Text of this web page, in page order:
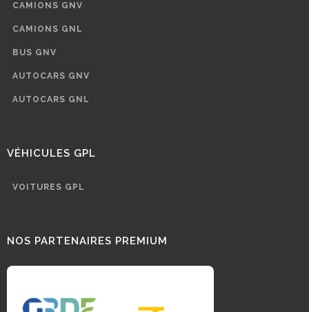
CAMIONS GNV
CAMIONS GNL
BUS GNV
AUTOCARS GNV
AUTOCARS GNL
VÉHICULES GPL
VOITURES GPL
NOS PARTENAIRES PREMIUM